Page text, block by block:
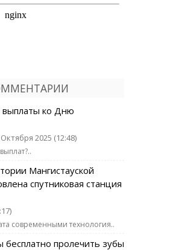
выплаты ко Дню
Октября 2025 (12:48)
Мангистауской
спутниковая станция
современными технология..
бесплатно пролечить зубы